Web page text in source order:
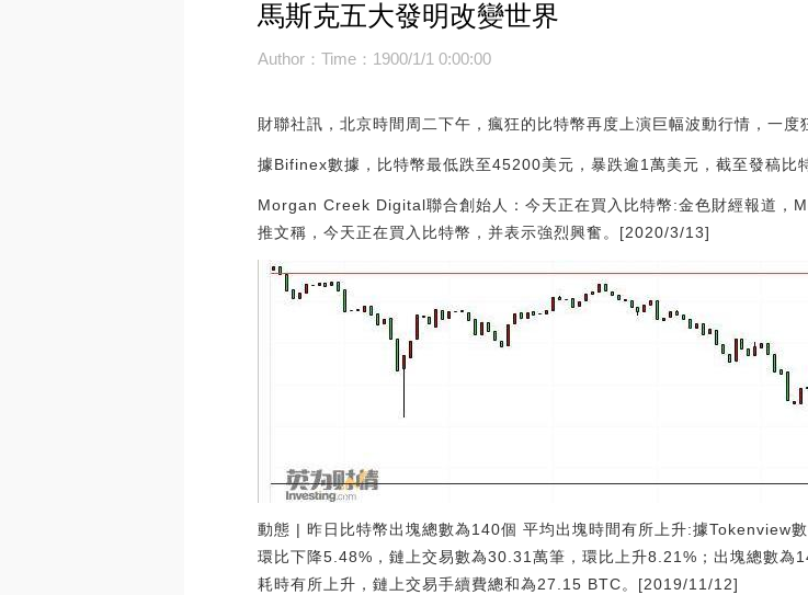
馬斯克五大發明改變世界
Author：Time：1900/1/1 0:00:00
財聯社訊，北京時間周二下午，瘋狂的比特幣再度上演巨幅波動行情，一度
據Bifinex數據，比特幣最低跌至45200美元，暴跌逾1萬美元，截至發稿比
Morgan Creek Digital聯合創始人：今天正在買入比特幣:金色財經報道
推文稱，今天正在買入比特幣，并表示強烈興奮。[2020/3/13]
動態 | 昨日比特幣出塊總數為140個 平均出塊時間有所上升:據Tokenview
環比下降5.48%，鏈上交易數為30.31萬筆，環比上升8.21%；出塊總數
耗時有所上升，鏈上交易手續費總和為27.15 BTC。[2019/11/12]